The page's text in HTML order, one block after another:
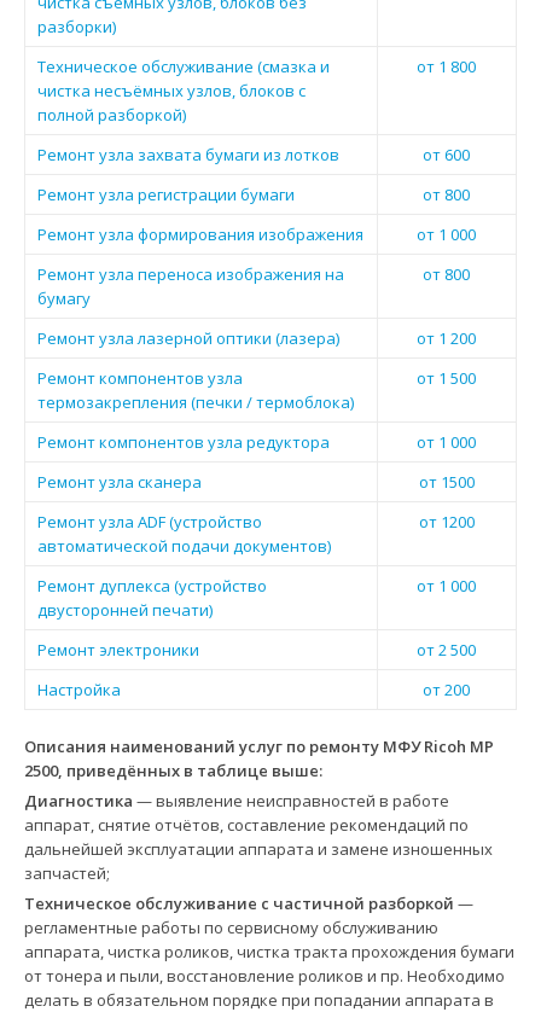
разборки)
Техническое обслуживание (смазка и
чистка несъёмных узлов, блоков с
полной разборкой)
от 1 800
Ремонт узла захвата бумаги из лотков
от 600
Ремонт узла регистрации бумаги
от 800
Ремонт узла формирования изображения
от 1 000
Ремонт узла переноса изображения на
бумагу
от 800
Ремонт узла лазерной оптики (лазера)
от 1 200
Ремонт компонентов узла
термозакрепления (печки / термоблока)
от 1 500
Ремонт компонентов узла редуктора
от 1 000
Ремонт узла сканера
от 1500
Ремонт узла ADF (устройство
автоматической подачи документов)
от 1200
Ремонт дуплекса (устройство
двусторонней печати)
от 1 000
Ремонт электроники
от 2 500
Настройка
от 200
Описания наименований услуг по ремонту МФУ Ricoh MP
2500, приведённых в таблице выше:
Диагностика — выявление неисправностей в работе
аппарат, снятие отчётов, составление рекомендаций по
дальнейшей эксплуатации аппарата и замене изношенных
запчастей;
Техническое обслуживание с частичной разборкой —
регламентные работы по сервисному обслуживанию
аппарата, чистка роликов, чистка тракта прохождения бумаги
от тонера и пыли, восстановление роликов и пр. Необходимо
делать в обязательном порядке при попадании аппарата в